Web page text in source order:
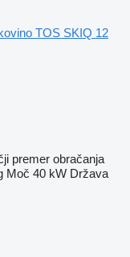
TOS SKIQ 12
premer obračanja
Moč 40 kW Država